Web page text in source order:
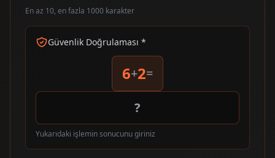
En az 10, en fazla 1000 karakter
Güvenlik Doğrulaması *
6+2=
Yukarıdaki işlemin sonucunu giriniz